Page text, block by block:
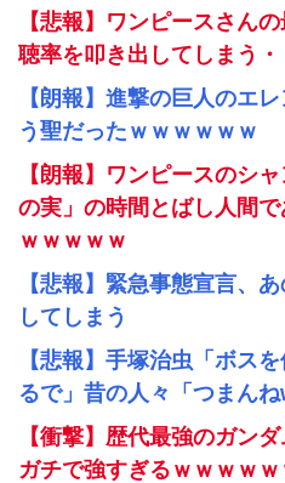
【悲報】ワンピースさん
聴率を叩き出してしまう・
【朗報】進撃の巨人のエ
う聖だったｗｗｗｗｗｗ
【朗報】ワンピースのシ
の実」の時間とばし人間
ｗｗｗｗｗ
【悲報】緊急事態宣言、
してしまう
【悲報】手塚治虫「ボス
るで」昔の人々「つまん
【衝撃】歴代最強のガン
ガチで強すぎるｗｗｗｗｗ